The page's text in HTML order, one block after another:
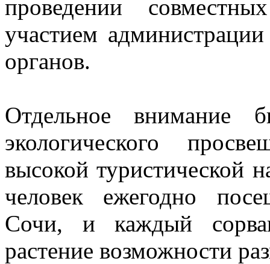
проведении
участием
органов.
Отдельное внимание
экологического
высокой туристической
человек ежегодно
Сочи, и каждый
растение возможности